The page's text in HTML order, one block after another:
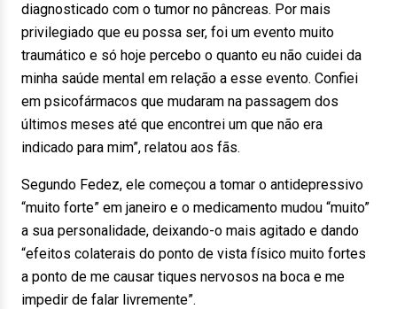
diagnosticado com o tumor no pâncreas. Por mais
privilegiado que eu possa ser, foi um evento muito
traumático e só hoje percebo o quanto eu não cuidei da
minha saúde mental em relação a esse evento. Confiei
em psicofármacos que mudaram na passagem dos
últimos meses até que encontrei um que não era
indicado para mim”, relatou aos fãs.
Segundo Fedez, ele começou a tomar o antidepressivo
“muito forte” em janeiro e o medicamento mudou “muito”
a sua personalidade, deixando-o mais agitado e dando
“efeitos colaterais do ponto de vista físico muito fortes
a ponto de me causar tiques nervosos na boca e me
impedir de falar livremente”.